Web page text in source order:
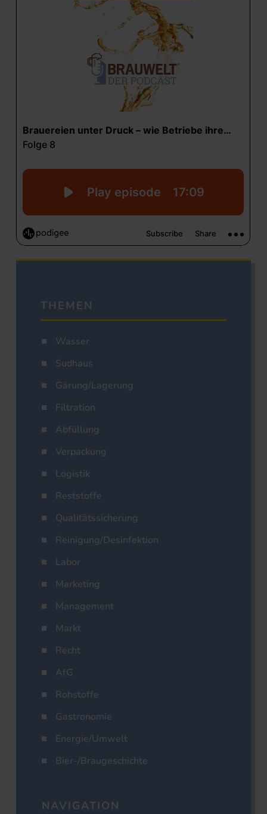
THEMEN
Wasser
Sudhaus
Gärung/Lagerung
Filtration
Abfüllung
Verpackung
Logistik
Reststoffe
Qualitätssicherung
Reinigung/Desinfektion
Labor
Marketing
Management
Markt
Recht
AfG
Rohstoffe
Gastronomie
Energie/Umwelt
Bier-/Braugeschichte
NAVIGATION